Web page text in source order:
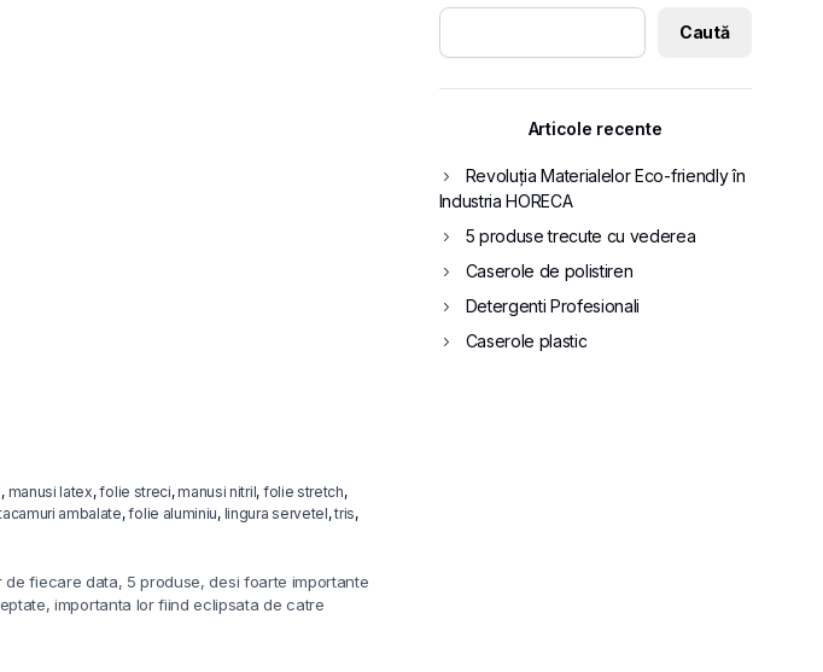
, manusi latex, folie streci, manusi nitril, folie stretch,
ambalate, folie aluminiu, lingura servetel, tris,
fiecare data, 5 produse, desi foarte importante
importanta lor fiind eclipsata de catre
Caută
Articole recente
Revoluția Materialelor Eco-friendly în
Industria HORECA
5 produse trecute cu vederea
Caserole de polistiren
Detergenti Profesionali
Caserole plastic